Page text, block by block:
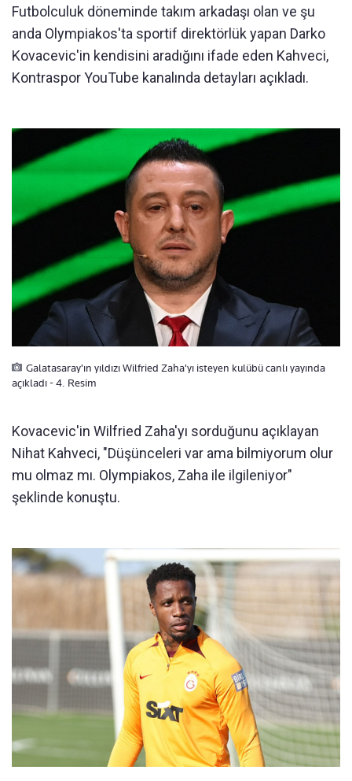
Futbolculuk döneminde takım arkadaşı olan ve şu
anda Olympiakos'ta sportif direktörlük yapan Darko
Kovacevic'in kendisini aradığını ifade eden Kahveci,
Kontraspor YouTube kanalında detayları açıkladı.
Galatasaray'ın yıldızı Wilfried Zaha'yı isteyen kulübü canlı yayında
açıkladı - 4. Resim
Kovacevic'in Wilfried Zaha'yı sorduğunu açıklayan
Nihat Kahveci, "Düşünceleri var ama bilmiyorum olur
mu olmaz mı. Olympiakos, Zaha ile ilgileniyor"
şeklinde konuştu.